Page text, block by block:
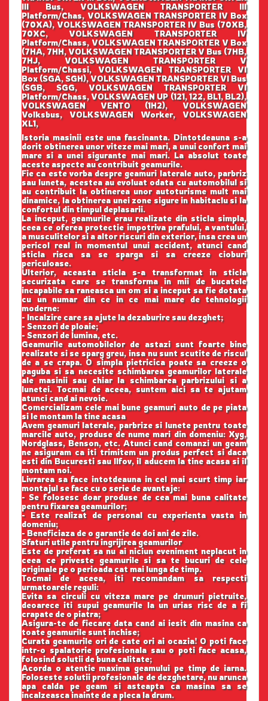
III Bus, VOLKSWAGEN TRANSPORTER III
Platform/Chas, VOLKSWAGEN TRANSPORTER IV Box
(70XA), VOLKSWAGEN TRANSPORTER IV Bus (70XB,
70XC, VOLKSWAGEN TRANSPORTER IV
Platform/Chass, VOLKSWAGEN TRANSPORTER V Box
(7HA, 7HH, VOLKSWAGEN TRANSPORTER V Bus (7HB,
7HJ, VOLKSWAGEN TRANSPORTER V
Platform/Chassi, VOLKSWAGEN TRANSPORTER VI
Box (SGA, SGH), VOLKSWAGEN TRANSPORTER VI Bus
(SGB, SGG, VOLKSWAGEN TRANSPORTER VI
Platform/Chass, VOLKSWAGEN UP (121, 122, BL1, BL2),
VOLKSWAGEN VENTO (1H2), VOLKSWAGEN
Volksbus, VOLKSWAGEN Worker, VOLKSWAGEN
XL1,
Istoria masinii este una fascinanta. Dintotdeauna s-a
dorit obtinerea unor viteze mai mari, a unui confort mai
mare si a unei sigurante mai mari. La absolut toate
aceste aspecte au contribuit geamurile.
Fie ca este vorba despre geamuri laterale auto, parbriz
sau luneta, acestea au evoluat odata cu automobilul si
au contribuit la obtinerea unor autoturisme mult mai
dinamice, la obtinerea unei zone sigure in habitaclu si la
confortul din timpul deplasarii.
La inceput, geamurile erau realizate din sticla simpla,
ceea ce oferea protectie impotriva prafului, a vantului,
a musculitelor si a altor riscuri din exterior, insa crea un
pericol real in momentul unui accident, atunci cand
sticla risca sa se sparga si sa creeze cioburi
periculoase.
Ulterior, aceasta sticla s-a transformat in sticla
securizata care se transforma in mii de bucatele
incapabile sa raneasca un om si a inceput sa fie dotata
cu un numar din ce in ce mai mare de tehnologii
moderne:
- Incalzire care sa ajute la dezaburire sau dezghet;
- Senzori de ploaie;
- Senzori de lumina, etc.
Geamurile automobilelor de astazi sunt foarte bine
realizate si se sparg greu, insa nu sunt scutite de riscul
de a se crapa. O simpla pietricica poate sa creeze o
paguba si sa necesite schimbarea geamurilor laterale
ale masinii sau chiar la schimbarea parbrizului si a
lunetei. Tocmai de aceea, suntem aici sa te ajutam
atunci cand ai nevoie.
Comercializam cele mai bune geamuri auto de pe piata
si le montam la tine acasa
Avem geamuri laterale, parbrize si lunete pentru toate
marcile auto, produse de nume mari din domeniu: Xyg,
Nordglass, Benson, etc. Atunci cand comanzi un geam
ne asiguram ca iti trimitem un produs perfect si daca
esti din Bucuresti sau Ilfov, il aducem la tine acasa si il
montam noi.
Livrarea sa face intotdeauna in cel mai scurt timp iar
montajul se face cu o serie de avantaje:
- Se folosesc doar produse de cea mai buna calitate
pentru fixarea geamurilor;
- Este realizat de personal cu experienta vasta in
domeniu;
- Beneficiaza de o garantie de doi ani de zile.
Sfaturi utile pentru ingrijirea geamurilor
Este de preferat sa nu ai niciun eveniment neplacut in
ceea ce priveste geamurile si sa te bucuri de cele
originale pe o perioada cat mai lunga de timp.
Tocmai de aceea, iti recomandam sa respecti
urmatoarele reguli:
Evita sa circuli cu viteza mare pe drumuri pietruite,
deoarece iti supui geamurile la un urias risc de a fi
crapate de o piatra;
Asigura-te de fiecare data cand ai iesit din masina ca
toate geamurile sunt inchise;
Curata geamurile ori de cate ori ai ocazia! O poti face
intr-o spalatorie profesionala sau o poti face acasa,
folosind solutii de buna calitate;
Acorda o atentie maxima geamului pe timp de iarna.
Foloseste solutii profesionale de dezghetare, nu arunca
apa calda pe geam si asteapta ca masina sa se
incalzeasca inainte de a pleca la drum.